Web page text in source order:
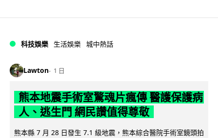
科技娛樂 生活娛樂 城中熱話
Lawton 1 日
熊本地震手術室驚魂片瘋傳 醫護保護病
人、逃生門 網民讚值得尊敬
熊本縣 7 月 28 日發生 7.1 級地震，熊本綜合醫院手術室鏡頭拍